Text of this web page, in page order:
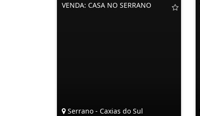
VENDA: CASA NO SERRANO
Serrano - Caxias do Sul